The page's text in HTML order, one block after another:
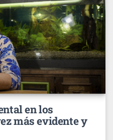
en los
más evidente y